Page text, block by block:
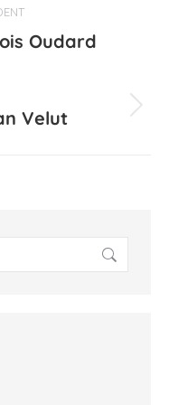
Oudard
Velut